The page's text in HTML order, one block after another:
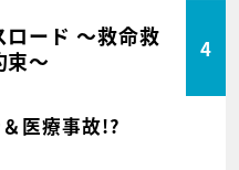
ロード ～救命救
束～
4
医療事故!?